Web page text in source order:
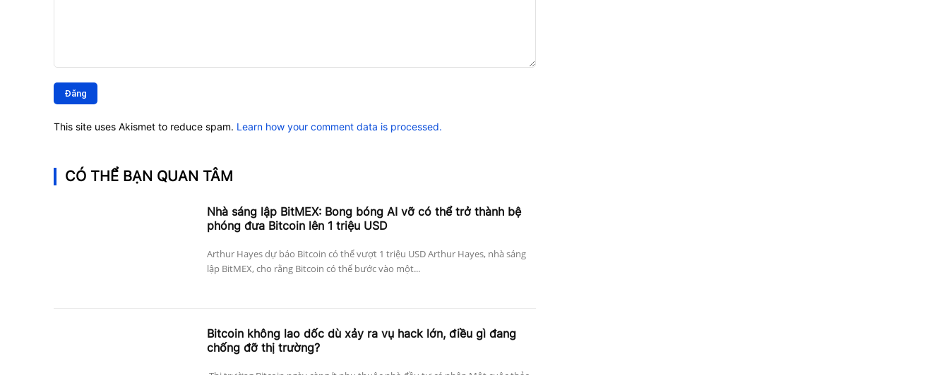
luận:
This site uses Akismet to reduce spam. Learn how your comment data is processed.
CÓ THỂ BẠN QUAN TÂM
Nhà sáng lập BitMEX: Bong bóng AI vỡ có thể trở thành bệ
phóng đưa Bitcoin lên 1 triệu USD
Arthur Hayes dự báo Bitcoin có thể vượt 1 triệu USD Arthur Hayes, nhà sáng
lập BitMEX, cho rằng Bitcoin có thể bước vào một...
Bitcoin không lao dốc dù xảy ra vụ hack lớn, điều gì đang
chống đỡ thị trường?